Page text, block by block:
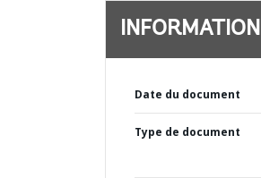
INFORMATION
Date du document
Type de document